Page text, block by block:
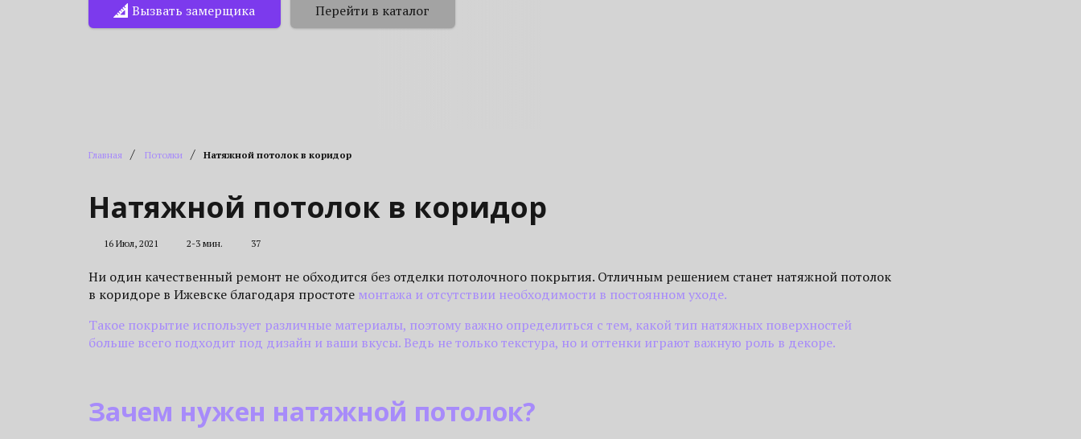
Вызвать замерщика Перейти в каталог
Главная / Потолки / Натяжной потолок в коридор
Натяжной потолок в коридор
16 Июл, 2021 2-3 мин. 37
Ни один качественный ремонт не обходится без отделки потолочного покрытия. Отличным решением станет натяжной потолок
в коридоре в Ижевске благодаря простоте монтажа и отсутствии необходимости в постоянном уходе.
Такое покрытие использует различные материалы, поэтому важно определиться с тем, какой тип натяжных поверхностей
больше всего подходит под дизайн и ваши вкусы. Ведь не только текстура, но и оттенки играют важную роль в декоре.
Зачем нужен натяжной потолок?